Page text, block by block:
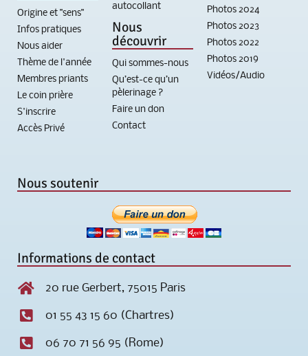
Origine et "sens"
Infos pratiques
Nous aider
Thème de l'année
Membres priants
Le coin prière
S'inscrire
Accès Privé
autocollant
Nous
découvrir
Qui sommes-nous
Qu’est-ce qu’un
pèlerinage ?
Faire un don
Contact
Photos 2024
Photos 2023
Photos 2022
Photos 2019
Vidéos/Audio
Nous soutenir
Informations de contact
20 rue Gerbert, 75015 Paris
01 55 43 15 60 (Chartres)
06 70 71 56 95 (Rome)